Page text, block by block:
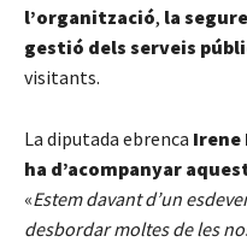
l’organització, la
gestió dels serveis
visitants.
La diputada ebrenca Irene
ha d’acompanyar
«Estem davant d’un
desbordar moltes de les